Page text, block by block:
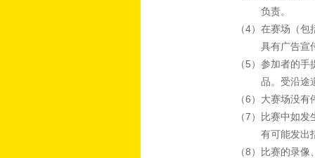
负责。
（4）在赛场（
具有广告宣
（5）参加者的
品。受沿途
（6）大赛场没
（7）比赛中如
有可能发出
（8）比赛的录